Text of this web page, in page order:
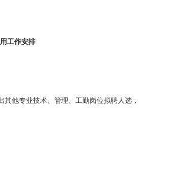
工作安排
他专业技术、管理、工勤岗位拟聘人选，